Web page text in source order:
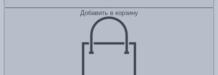
Добавить в корзину